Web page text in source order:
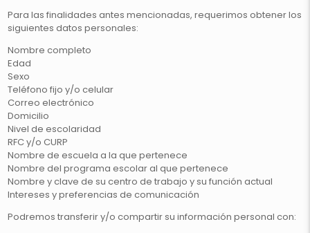
Para las finalidades antes mencionadas, requerimos obtener los
siguientes datos personales:
Nombre completo
Edad
Sexo
Teléfono fijo y/o celular
Correo electrónico
Domicilio
Nivel de escolaridad
RFC y/o CURP
Nombre de escuela a la que pertenece
Nombre del programa escolar al que pertenece
Nombre y clave de su centro de trabajo y su función actual
Intereses y preferencias de comunicación
Podremos transferir y/o compartir su información personal con: